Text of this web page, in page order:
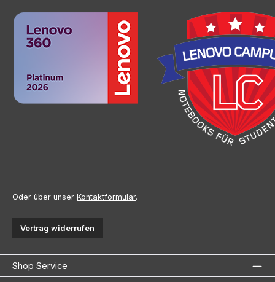
Oder über unser Kontaktformular.
Vertrag widerrufen
Shop Service